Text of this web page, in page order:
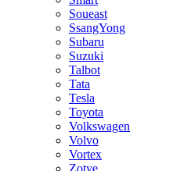
Soueast
SsangYong
Subaru
Suzuki
Talbot
Tata
Tesla
Toyota
Volkswagen
Volvo
Vortex
Zotye